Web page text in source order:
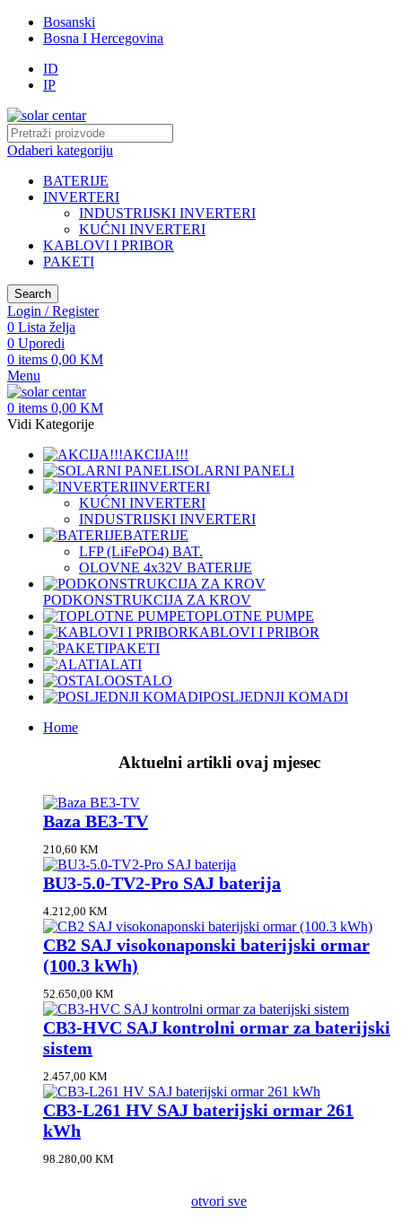
Bosanski
Bosna I Hercegovina
ID
IP
Odaberi kategoriju
BATERIJE
INVERTERI
INDUSTRIJSKI INVERTERI
KUĆNI INVERTERI
KABLOVI I PRIBOR
PAKETI
Search
Login / Register
0 Lista želja
0 Uporedi
0 items 0,00 KM
Menu
0 items 0,00 KM
Vidi Kategorije
AKCIJA!!!
SOLARNI PANELI
INVERTERI
KUĆNI INVERTERI
INDUSTRIJSKI INVERTERI
BATERIJE
LFP (LiFeРО4) BAT.
OLOVNE 4x32V BATERIJE
PODKONSTRUKCIJA ZA KROV
TOPLOTNE PUMPE
KABLOVI I PRIBOR
PAKETI
ALATI
OSTALO
POSLJEDNJI KOMADI
Home
Aktuelni artikli ovaj mjesec
Baza BE3-TV
210,60 KM
BU3-5.0-TV2-Pro SAJ baterija
4.212,00 KM
CB2 SAJ visokonaponski baterijski ormar
(100.3 kWh)
52.650,00 KM
CB3-HVC SAJ kontrolni ormar za baterijski
sistem
2.457,00 KM
CB3-L261 HV SAJ baterijski ormar 261
kWh
98.280,00 KM
otvori sve